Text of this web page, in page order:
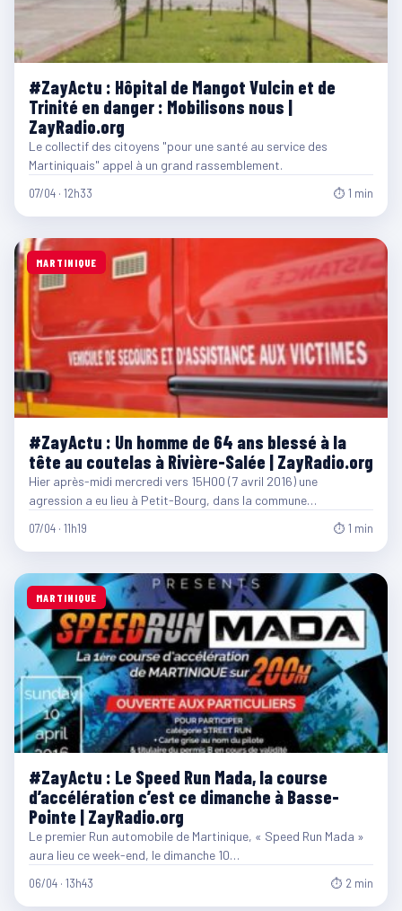
#ZayActu : Hôpital de Mangot Vulcin et de
Trinité en danger : Mobilisons nous |
ZayRadio.org
Le collectif des citoyens "pour une santé au service des
Martiniquais" appel à un grand rassemblement.
07/04 · 12h33 ⏱ 1 min
MARTINIQUE
#ZayActu : Un homme de 64 ans blessé à la
tête au coutelas à Rivière-Salée | ZayRadio.org
Hier après-midi mercredi vers 15H00 (7 avril 2016) une
agression a eu lieu à Petit-Bourg, dans la commune…
07/04 · 11h19 ⏱ 1 min
MARTINIQUE
#ZayActu : Le Speed Run Mada, la course
d’accélération c’est ce dimanche à Basse-
Pointe | ZayRadio.org
Le premier Run automobile de Martinique, « Speed Run Mada »
aura lieu ce week-end, le dimanche 10…
06/04 · 13h43 ⏱ 2 min